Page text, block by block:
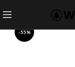
-55%